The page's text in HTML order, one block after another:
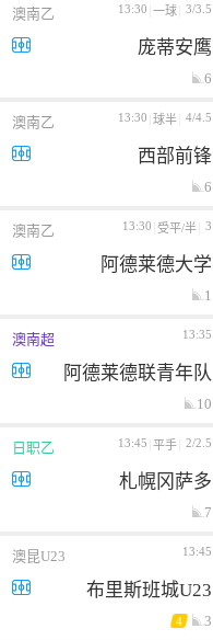
澳南乙 13:30 一球 3/3.5
庞蒂安鹰
6
澳南乙 13:30 球半 4/4.5
西部前锋
6
澳南乙 13:30 受平/半 3
阿德莱德大学
1
澳南超 13:35
阿德莱德联青年队
10
日职乙 13:45 平手 2/2.5
札幌冈萨多
7
澳昆U23 13:45
布里斯班城U23
4 3